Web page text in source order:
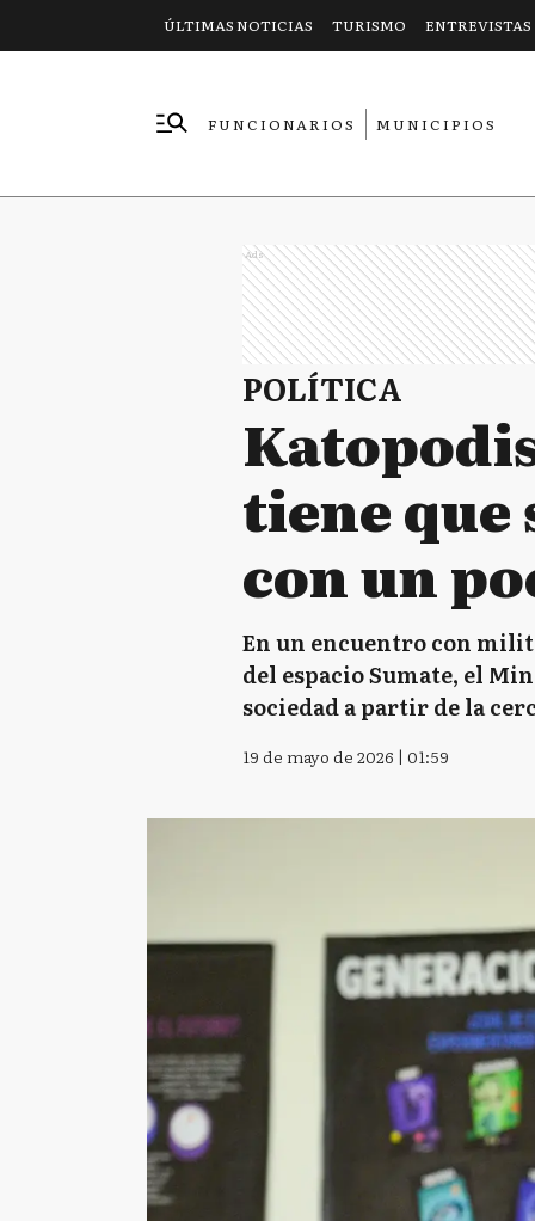
ÚLTIMAS NOTICIAS TURISMO ENTREVISTAS
FUNCIONARIOS
MUNICIPIOS
Ads
POLÍTICA
tiene que
con un
En un encuentro con
del espacio Sumate, el
sociedad a partir de la
19 de mayo de 2026 | 01:59